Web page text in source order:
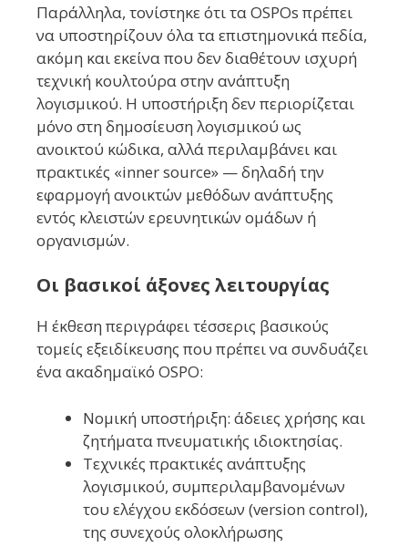
Παράλληλα, τονίστηκε ότι τα OSPOs πρέπει
να υποστηρίζουν όλα τα επιστημονικά πεδία,
ακόμη και εκείνα που δεν διαθέτουν ισχυρή
τεχνική κουλτούρα στην ανάπτυξη
λογισμικού. Η υποστήριξη δεν περιορίζεται
μόνο στη δημοσίευση λογισμικού ως
ανοικτού κώδικα, αλλά περιλαμβάνει και
πρακτικές «inner source» — δηλαδή την
εφαρμογή ανοικτών μεθόδων ανάπτυξης
εντός κλειστών ερευνητικών ομάδων ή
οργανισμών.
Οι βασικοί άξονες λειτουργίας
Η έκθεση περιγράφει τέσσερις βασικούς
τομείς εξειδίκευσης που πρέπει να συνδυάζει
ένα ακαδημαϊκό OSPO:
Νομική υποστήριξη: άδειες χρήσης και
ζητήματα πνευματικής ιδιοκτησίας.
Τεχνικές πρακτικές ανάπτυξης
λογισμικού, συμπεριλαμβανομένων
του ελέγχου εκδόσεων (version control),
της συνεχούς ολοκλήρωσης